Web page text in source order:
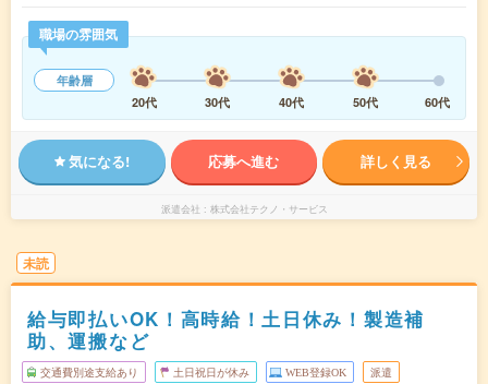
職場の雰囲気
年齢層
20代
30代 40代 50代 60代
気になる! 応募へ進む 詳しく見る
派遣会社 株式会社テクノ・サービス
未読
給与即払いOK！高時給！土日休み！製造補
助、運搬など
交通費別途支給あり 土日祝日が休み WEB登録OK 派遣